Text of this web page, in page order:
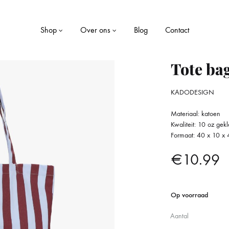
Shop
WONEN
Opbergboxen
Over ons Blog Contact
Tote
KADODESIGN
Materiaal: katoen
Kwaliteit: 10 oz
Formaat: 40 x 10 x
€10.99
Op voorraad
Aantal